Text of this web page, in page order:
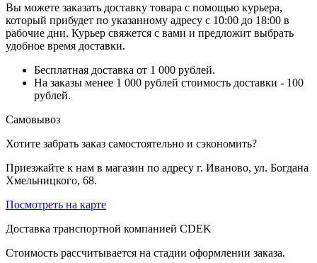
Вы можете заказать доставку товара с помощью курьера,
который прибудет по указанному адресу с 10:00 до 18:00 в
рабочие дни. Курьер свяжется с вами и предложит выбрать
удобное время доставки.
Бесплатная доставка от 1 000 рублей.
На заказы менее 1 000 рублей стоимость доставки - 100
рублей.
Самовывоз
Хотите забрать заказ самостоятельно и сэкономить?
Приезжайте к нам в магазин по адресу г. Иваново, ул. Богдана
Хмельницкого, 68.
Посмотреть на карте
Доставка транспортной компанией CDEK
Стоимость рассчитывается на стадии оформлении заказа.